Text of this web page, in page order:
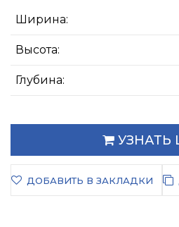
Ширина:
Высота:
Глубина:
УЗНАТЬ
ДОБАВИТЬ В ЗАКЛАДКИ